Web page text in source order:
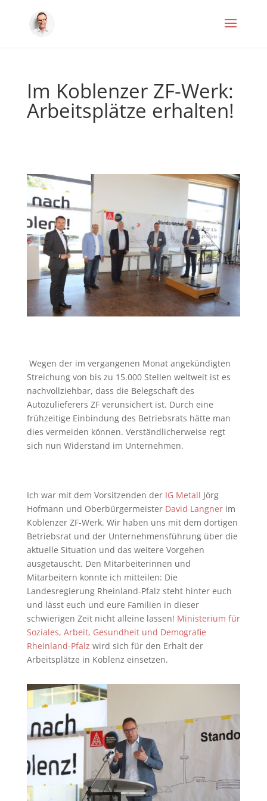
Im Koblenzer ZF-Werk:
Arbeitsplätze erhalten!
Wegen der im vergangenen Monat angekündigten
Streichung von bis zu 15.000 Stellen weltweit ist es
nachvollziehbar, dass die Belegschaft des
Autozulieferers ZF verunsichert ist. Durch eine
frühzeitige Einbindung des Betriebsrats hätte man
dies vermeiden können. Verständlicherweise regt
sich nun Widerstand im Unternehmen.
Ich war mit dem Vorsitzenden der IG Metall Jörg
Hofmann und Oberbürgermeister David Langner im
Koblenzer ZF-Werk. Wir haben uns mit dem dortigen
Betriebsrat und der Unternehmensführung über die
aktuelle Situation und das weitere Vorgehen
ausgetauscht. Den Mitarbeiterinnen und
Mitarbeitern konnte ich mitteilen: Die
Landesregierung Rheinland-Pfalz steht hinter euch
und lässt euch und eure Familien in dieser
schwierigen Zeit nicht alleine lassen! Ministerium für
Soziales, Arbeit, Gesundheit und Demografie
Rheinland-Pfalz wird sich für den Erhalt der
Arbeitsplätze in Koblenz einsetzen.